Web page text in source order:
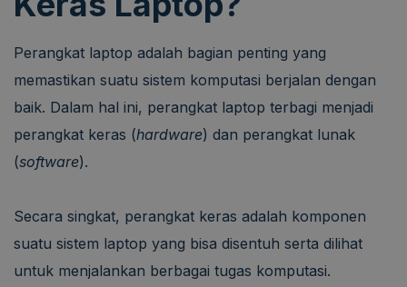
Perangkat laptop adalah bagian penting yang
memastikan suatu sistem komputasi berjalan dengan
baik. Dalam hal ini, perangkat laptop terbagi menjadi
perangkat keras (hardware) dan perangkat lunak
(software).
Secara singkat, perangkat keras adalah komponen
suatu sistem laptop yang bisa disentuh serta dilihat
untuk menjalankan berbagai tugas komputasi.